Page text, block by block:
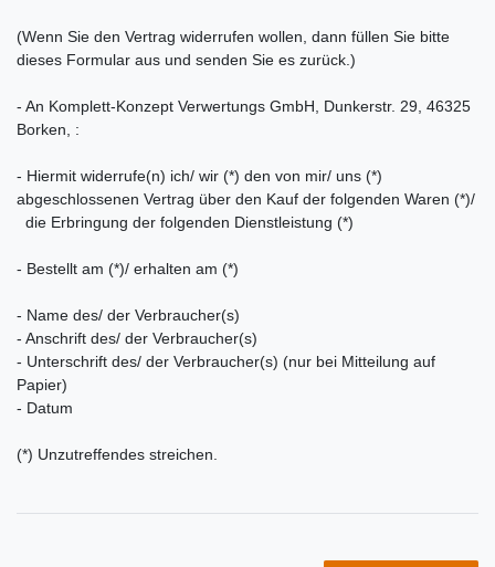
(Wenn Sie den Vertrag widerrufen wollen, dann füllen Sie bitte
dieses Formular aus und senden Sie es zurück.)
- An Komplett-Konzept Verwertungs GmbH, Dunkerstr. 29, 46325
Borken, :
- Hiermit widerrufe(n) ich/ wir (*) den von mir/ uns (*)
abgeschlossenen Vertrag über den Kauf der folgenden Waren (*)/
die Erbringung der folgenden Dienstleistung (*)
- Bestellt am (*)/ erhalten am (*)
- Name des/ der Verbraucher(s)
- Anschrift des/ der Verbraucher(s)
- Unterschrift des/ der Verbraucher(s) (nur bei Mitteilung auf
Papier)
- Datum
(*) Unzutreffendes streichen.